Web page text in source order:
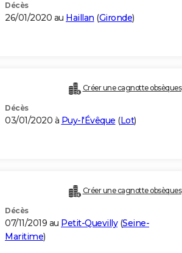
Décès
26/01/2020 au Haillan (Gironde)
Créer une cagnotte obsèques
Décès
03/01/2020 à Puy-l'Évêque (Lot)
Créer une cagnotte obsèques
Décès
07/11/2019 au Petit-Quevilly(Seine-
Maritime)